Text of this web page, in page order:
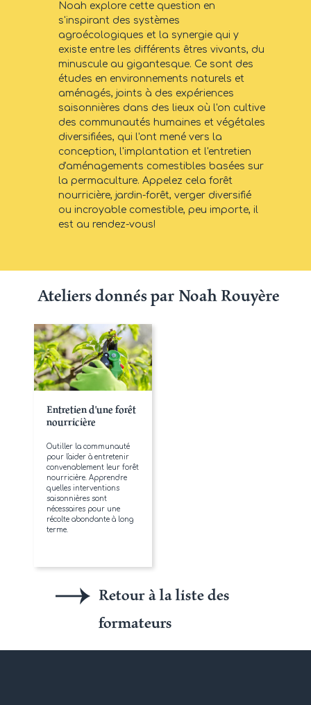
Noah explore cette question en
s'inspirant des systèmes
agroécologiques et la synergie qui y
existe entre les différents êtres vivants, du
minuscule au gigantesque. Ce sont des
études en environnements naturels et
aménagés, joints à des expériences
saisonnières dans des lieux où l'on cultive
des communautés humaines et végétales
diversifiées, qui l'ont mené vers la
conception, l'implantation et l'entretien
d'aménagements comestibles basées sur
la permaculture. Appelez cela forêt
nourricière, jardin-forêt, verger diversifié
ou incroyable comestible, peu importe, il
est au rendez-vous!
Ateliers donnés par Noah Rouyère
Entretien d'une forêt
nourricière
Outiller la communauté
pour l'aider à entretenir
convenablement leur forêt
nourricière. Apprendre
quelles interventions
saisonnières sont
nécessaires pour une
récolte abondante à long
terme.
Retour à la liste des
formateurs